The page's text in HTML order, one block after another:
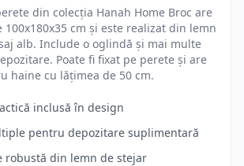
din colecția Hanah Home Broc are
cm și este realizat din lemn
alb. Include o oglindă și mai multe
Poate fi fixat pe perete și are
haine cu lățimea de 50 cm.
inclusă în design
pentru depozitare suplimentară
robustă din lemn de stejar